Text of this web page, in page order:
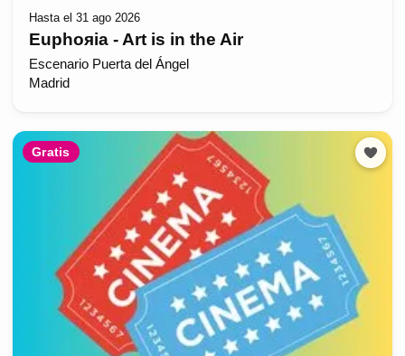
Hasta el 31 ago 2026
Euphoяia - Art is in the Air
Escenario Puerta del Ángel
Madrid
Gratis